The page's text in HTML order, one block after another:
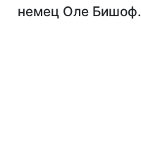
немец Оле Бишоф.